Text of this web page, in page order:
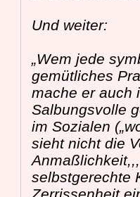
Und weiter:
„Wem jede
gemütliches
mache er auch
Salbungsvolle
im Sozialen
sieht nicht die
selbstgerechte